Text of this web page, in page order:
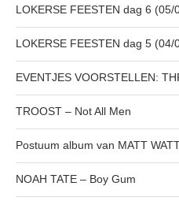
LOKERSE FEESTEN dag 6 (05/
LOKERSE FEESTEN dag 5 (04/
EVENTJES VOORSTELLEN:
TROOST – Not All Men
Postuum album van MATT
NOAH TATE – Boy Gum